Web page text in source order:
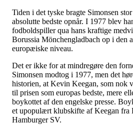
Tiden i det tyske bragte Simonsen
absolutte bedste opnår. I 1977 blev
fodboldspiller qua hans kraftige
Borussia Mönchengladbach op i den
europæiske niveau.
Det er ikke for at mindregøre den
Simonsen modtog i 1977, men det
historien, at Kevin Keegan, som nok
til prisen som europas bedste, mere
boykottet af den engelske presse.
et upopulært klubskifte af Keegan
Hamburger SV.